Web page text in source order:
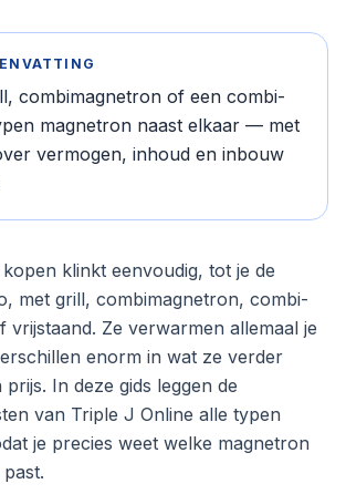
combimagnetron of een combi-
magnetron naast elkaar — met
vermogen, inhoud en inbouw
klinkt eenvoudig, tot je de
met grill, combimagnetron, combi-
vrijstaand. Ze verwarmen allemaal je
enorm in wat ze verder
In deze gids leggen de
van Triple J Online alle typen
je precies weet welke magnetron